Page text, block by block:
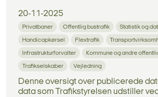
20-11-2025
Privatbaner Offentlig bustrafik Statistik og
Handicapkørsel Flextrafik
Infrastrukturforvalter Kommune og andre
Trafikselskaber Vejledning
Denne oversigt over publicerede
data som Trafikstyrelsen udstiller